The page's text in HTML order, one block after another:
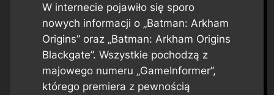
W internecie pojawiło się sporo
nowych informacji o „Batman: Arkham
Origins” oraz „Batman: Arkham Origins
Blackgate”. Wszystkie pochodzą z
majowego numeru „GameInformer”,
którego premiera z pewnością